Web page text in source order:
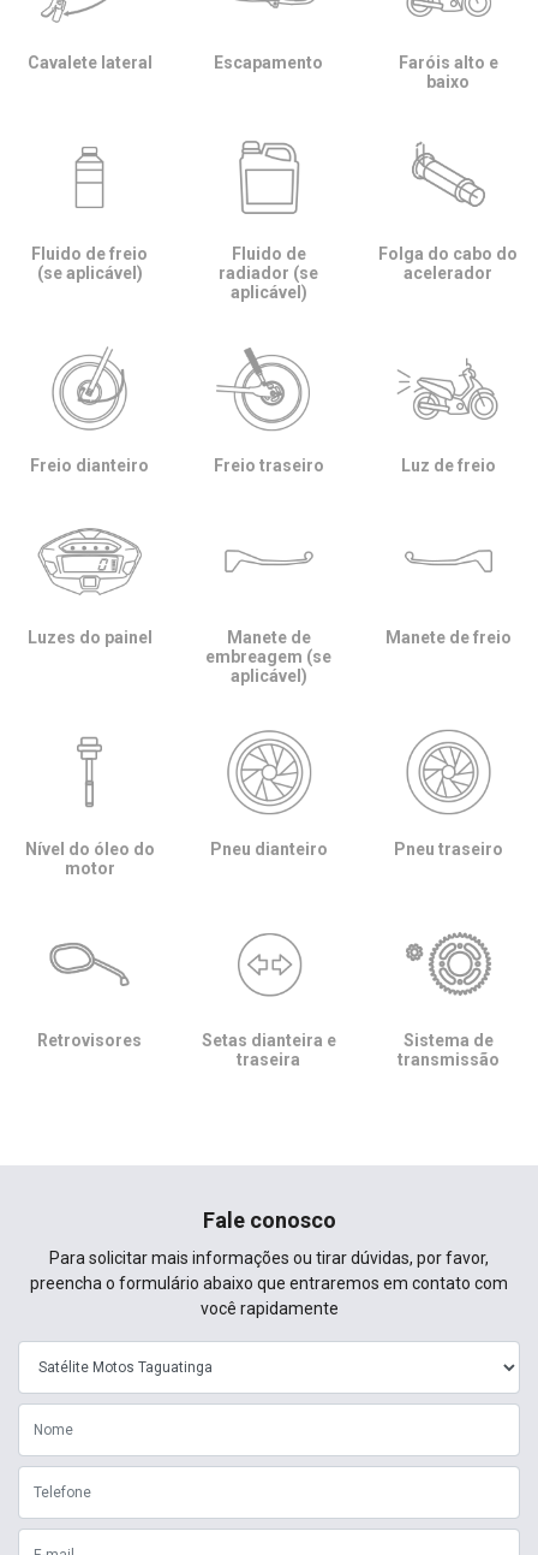
Cavalete lateral Escapamento
Faróis alto e
baixo
Fluido de freio
(se aplicável)
Fluido de
radiador (se
aplicável)
Folga do cabo do
acelerador
Freio dianteiro Freio traseiro Luz de freio
Luzes do painel
Manete de
embreagem (se
aplicável)
Manete de freio
Nível do óleo do
motor
Pneu dianteiro Pneu traseiro
Retrovisores
Setas dianteira e
traseira
Sistema de
transmissão
Fale conosco
Para solicitar mais informações ou tirar dúvidas, por favor,
preencha o formulário abaixo que entraremos em contato com
você rapidamente